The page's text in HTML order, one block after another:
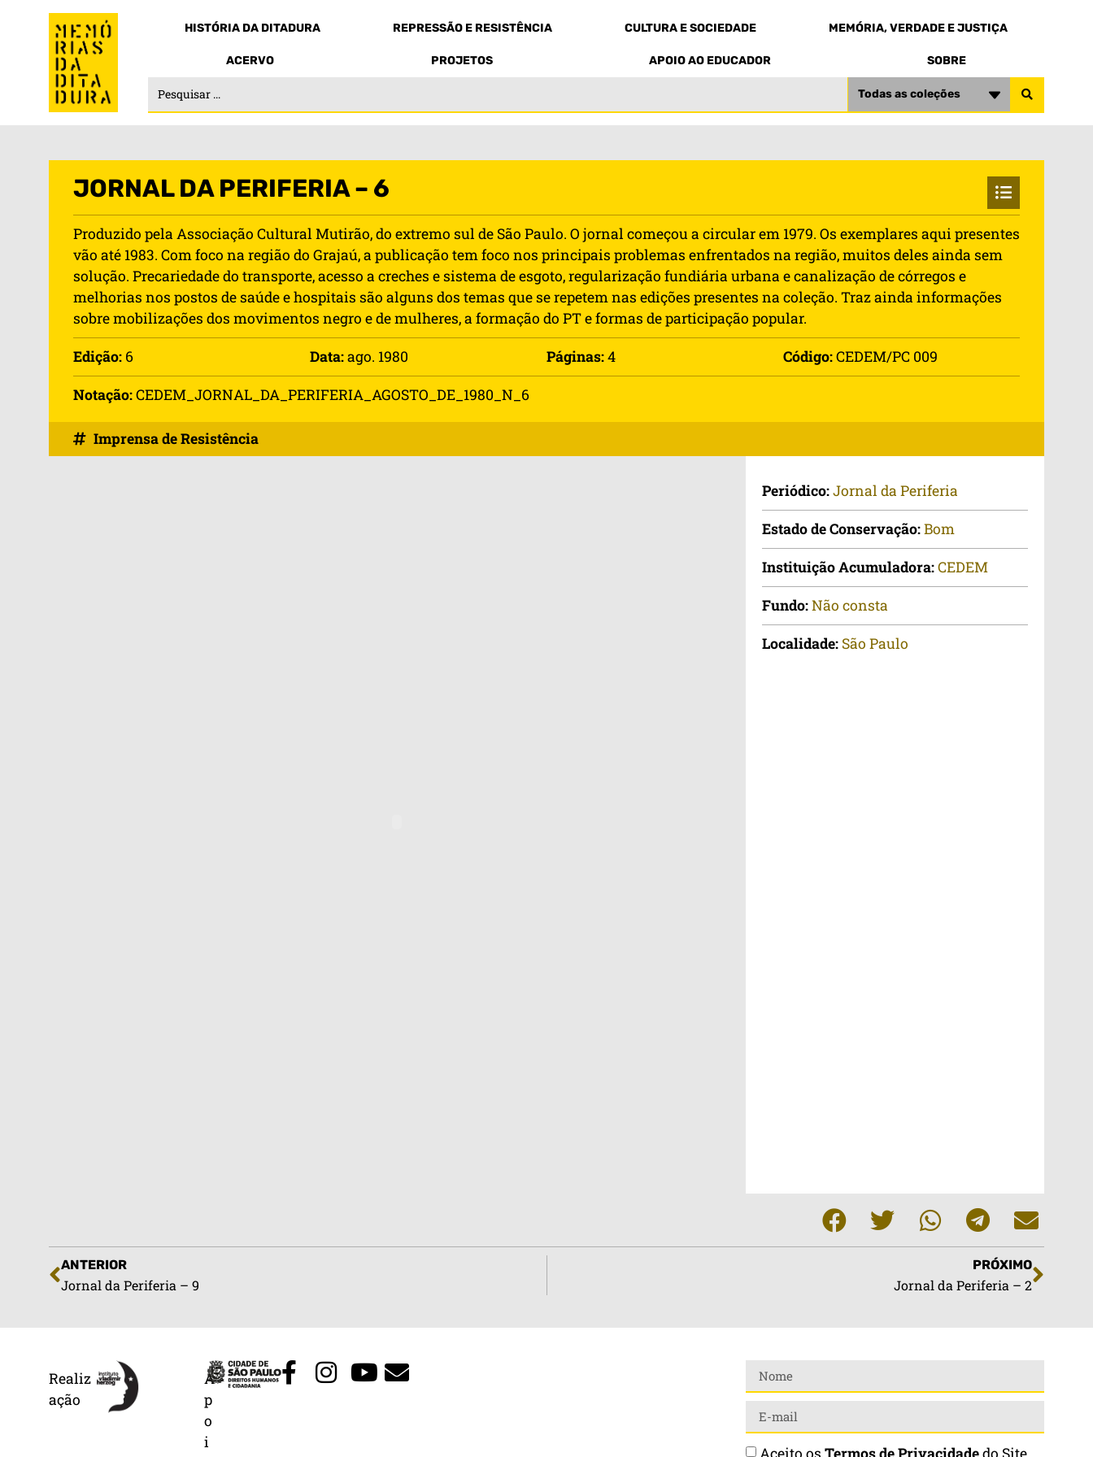
HISTÓRIA DA DITADURA REPRESSÃO E RESISTÊNCIA CULTURA E SOCIEDADE MEMÓRIA, VERDADE E JUSTIÇA
ACERVO PROJETOS APOIO AO EDUCADOR SOBRE
Todas as coleções
JORNAL DA PERIFERIA – 6
Produzido pela Associação Cultural Mutirão, do extremo sul de São Paulo. O jornal começou a circular em 1979. Os exemplares aqui presentes
vão até 1983. Com foco na região do Grajaú, a publicação tem foco nos principais problemas enfrentados na região, muitos deles ainda sem
solução. Precariedade do transporte, acesso a creches e sistema de esgoto, regularização fundiária urbana e canalização de córregos e
melhorias nos postos de saúde e hospitais são alguns dos temas que se repetem nas edições presentes na coleção. Traz ainda informações
sobre mobilizações dos movimentos negro e de mulheres, a formação do PT e formas de participação popular.
Edição: 6 Data:ago. 1980 Páginas:4 Código:CEDEM/PC 009
Notação:CEDEM_JORNAL_DA_PERIFERIA_AGOSTO_DE_1980_N_6
Imprensa de Resistência
Periódico:Jornal da Periferia
Estado de Conservação:Bom
Instituição Acumuladora:CEDEM
Fundo:Não consta
Localidade: São Paulo
ANTERIOR
Jornal da Periferia – 9
PRÓXIMO
Jornal da Periferia – 2
Realiz
ação
A
p
o
i
Aceito os Termos de Privacidadedo Site